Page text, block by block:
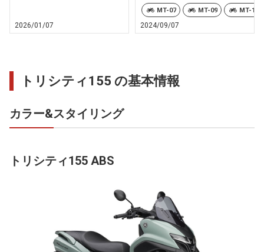
2026/01/07
MT-07 MT-09 MT-10
2024/09/07
トリシティ155 の基本情報
カラー&スタイリング
トリシティ155 ABS